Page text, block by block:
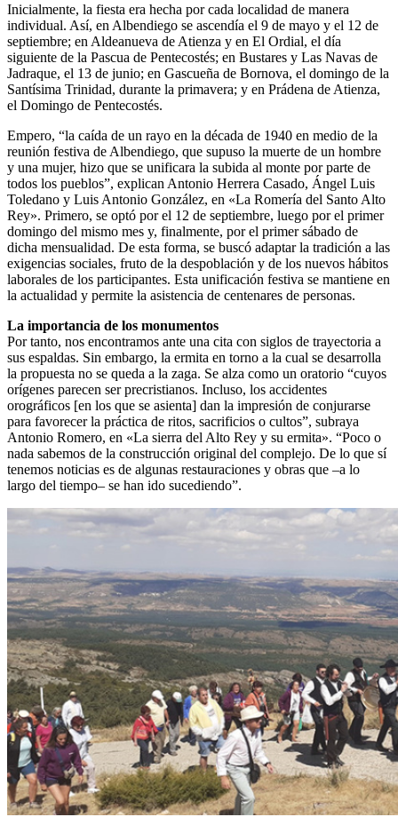
Inicialmente, la fiesta era hecha por cada localidad de manera
individual. Así, en Albendiego se ascendía el 9 de mayo y el 12 de
septiembre; en Aldeanueva de Atienza y en El Ordial, el día
siguiente de la Pascua de Pentecostés; en Bustares y Las Navas de
Jadraque, el 13 de junio; en Gascueña de Bornova, el domingo de la
Santísima Trinidad, durante la primavera; y en Prádena de Atienza,
el Domingo de Pentecostés.
Empero, “la caída de un rayo en la década de 1940 en medio de la
reunión festiva de Albendiego, que supuso la muerte de un hombre
y una mujer, hizo que se unificara la subida al monte por parte de
todos los pueblos”, explican Antonio Herrera Casado, Ángel Luis
Toledano y Luis Antonio González, en «La Romería del Santo Alto
Rey». Primero, se optó por el 12 de septiembre, luego por el primer
domingo del mismo mes y, finalmente, por el primer sábado de
dicha mensualidad. De esta forma, se buscó adaptar la tradición a las
exigencias sociales, fruto de la despoblación y de los nuevos hábitos
laborales de los participantes. Esta unificación festiva se mantiene en
la actualidad y permite la asistencia de centenares de personas.
La importancia de los monumentos
Por tanto, nos encontramos ante una cita con siglos de trayectoria a
sus espaldas. Sin embargo, la ermita en torno a la cual se desarrolla
la propuesta no se queda a la zaga. Se alza como un oratorio “cuyos
orígenes parecen ser precristianos. Incluso, los accidentes
orográficos [en los que se asienta] dan la impresión de conjurarse
para favorecer la práctica de ritos, sacrificios o cultos”, subraya
Antonio Romero, en «La sierra del Alto Rey y su ermita». “Poco o
nada sabemos de la construcción original del complejo. De lo que sí
tenemos noticias es de algunas restauraciones y obras que –a lo
largo del tiempo– se han ido sucediendo”.